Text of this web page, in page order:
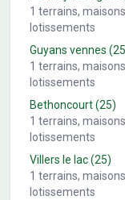
1 terrains,
lotissements
Guyans vennes
1 terrains,
lotissements
Bethoncourt(25)
1 terrains,
lotissements
Villers le lac(25)
1 terrains,
lotissements